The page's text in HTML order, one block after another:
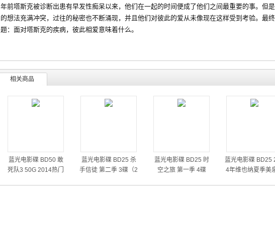
年前塔斯克被诊断出患有早发性痴呆以来，他们在一起的时间便成了他们之间最重要的事。但
的想法充满冲突，过往的秘密也不断涌现，并且他们对彼此的爱从未像现在这样受到考验。最
题：面对塔斯克的疾病，彼此相爱意味着什么。
相关商品
蓝光电影碟 BD50 敢
死队3 50G 2014热门
蓝光电影碟 BD25 杀
手信徒 第二季 3碟（2
蓝光电影碟 BD25 时
空之旅 第一季 4碟
蓝光电影碟 BD25
4年维也纳夏季美